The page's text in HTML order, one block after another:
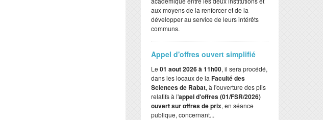
aux moyens de la renforcer et de la
développer au service de leurs intérêts
communs.
Appel d'offres ouvert simplifié
Le 01 aout 2026 à 11h00, il sera procédé,
dans les locaux de la Faculté des
Sciences de Rabat, à l'ouverture des plis
relatifs à l'appel d'offres (01/FSR/2026)
ouvert sur offres de prix, en séance
publique, concernant...